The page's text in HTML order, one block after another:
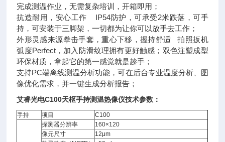
完成测温作业，无需复杂培训，开箱即用；
抗造耐用，安心工作 IP54防护，可承受2米跌落，可手
持，可安装于三脚架，一切都为让你可以放手去工作；
外形灵感来源拳击手套，重心下移，握持舒适 拍照扳机
弧度Perfect，加入防滑纹理拥有更好触感；双色注塑成型
环保材质，拿起它的第一感觉就是趁手；
支持PC端离线测温分析功能，可在后台专业温度分析、图
像优化需求，并一键生成分析报告；
艾睿光电C100天枢手持测温热像仪技术参数：
手持 项目 C100
探测器分辨率
160×120
像元尺寸
12μm